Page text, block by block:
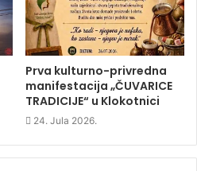
Prva kulturno-privredna
manifestacija „ČUVARICE
TRADICIJE“ u Klokotnici
24. Jula 2026.